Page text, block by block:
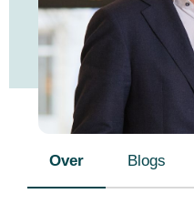
Over Blogs